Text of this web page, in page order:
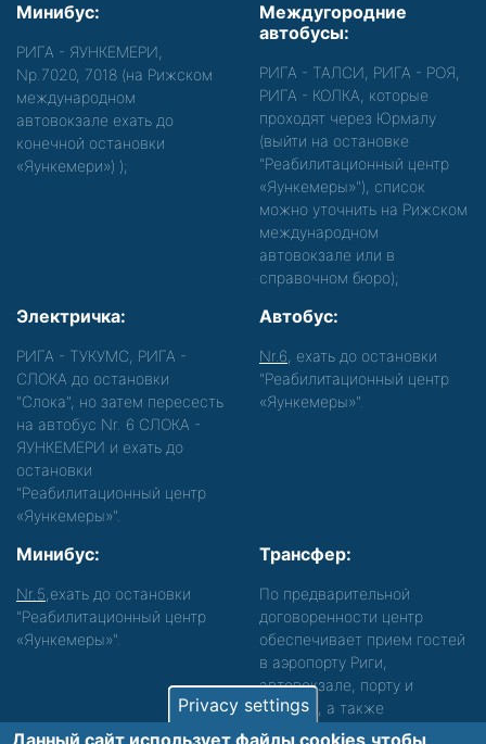
Минибус:
РИГА - ЯУНКЕМЕРИ,
Nр.7020, 7018 (на Рижском
международном
автовокзале ехать до
конечной остановки
«Яункемери») );
Междугородние
автобусы:
РИГА - ТАЛСИ, РИГА - РОЯ,
РИГА - КОЛКА, которые
проходят через Юрмалу
(выйти на остановке
"Реабилитационный центр
«Яункемеры»"), список
можно уточнить на Рижском
международном
автовокзале или в
справочном бюро);
Электричка:
РИГА - ТУКУМС, РИГА -
СЛОКА до остановки
"Слока", но затем пересесть
на автобус Nr. 6 СЛОКА -
ЯУНКЕМЕРИ и ехать до
остановки
"Реабилитационный центр
«Яункемеры»".
Автобус:
Nr.6 , ехать до остановки
"Реабилитационный центр
«Яункемеры»".
Минибус:
Nr.5 ,ехать до остановки
"Реабилитационный центр
«Яункемеры»".
Трансфер:
По предварительной
договоренности центр
обеспечивает прием гостей
в аэропорту Риги,
автовокзале, порту и
вокзале, а также
сопровождение. Просьба
Privacy settings
Данный сайт использует файлы cookies,чтобы